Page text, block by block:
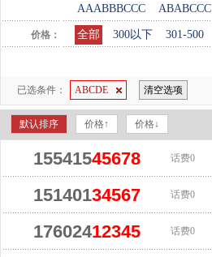
AAABBBCCC
ABABCCC
价格： 全部 300以下 301-500
已选条件： ABCDE 清空选项
默认排序 价格↑ 价格↓
15541545678 话费0
15140134567 话费0
17602412345 话费0